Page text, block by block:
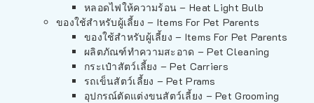
หลอดไฟให้ความร้อน – Heat Light Bulb
ของใช้สำหรับผู้เลี้ยง – Items For Pet Parents
ของใช้สำหรับผู้เลี้ยง – Items For Pet Parents
ผลิตภัณฑ์ทำความสะอาด – Pet Cleaning
กระเป๋าสัตว์เลี้ยง – Pet Carriers
รถเข็นสัตว์เลี้ยง – Pet Prams
อุปกรณ์ตัดแต่งขนสัตว์เลี้ยง – Pet Grooming